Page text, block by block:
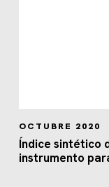
OCTUBRE 2020
Índice sintético
instrumento